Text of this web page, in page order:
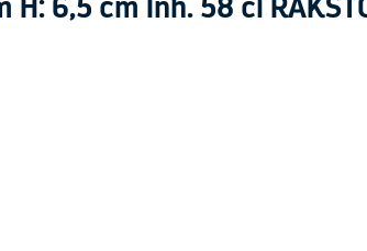
6,5 cm Inh. 58 cl